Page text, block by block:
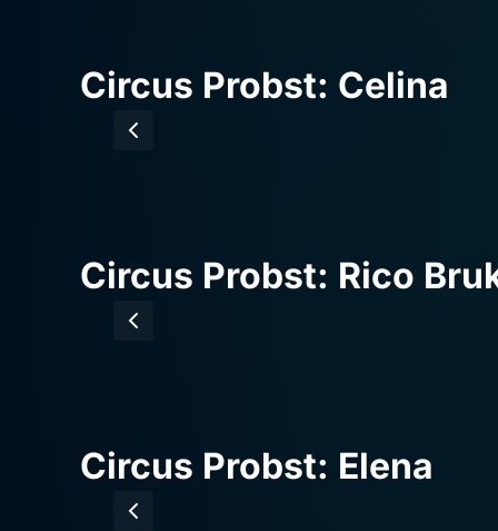
Circus Probst: Celina
Circus Probst: Rico
Circus Probst: Elena